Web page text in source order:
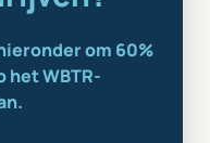
om 60%
WBTR-